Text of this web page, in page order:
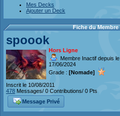
Mes Decks
Ajouter un Deck
Fiche du Membre
spoook
Hors Ligne
Membre Inactif depuis le
17/06/2024
Grade : [Nomade]
Inscrit le 10/08/2011
478 Messages/ 0 Contributions/ 0 Pts
Message Privé